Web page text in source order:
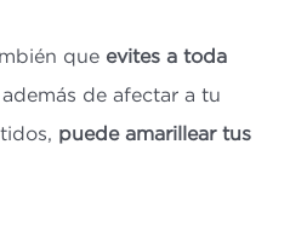
que evites a toda
de afectar a tu
puede amarillear tus